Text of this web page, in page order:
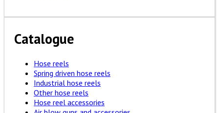
Catalogue
Hose reels
Spring driven hose reels
Industrial hose reels
Other hose reels
Hose reel accessories